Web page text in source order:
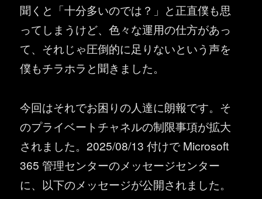
聞くと「十分多いのでは？」と正直僕も思
ってしまうけど、色々な運用の仕方があっ
て、それじゃ圧倒的に足りないという声を
僕もチラホラと聞きました。
今回はそれでお困りの人達に朗報です。そ
のプライベートチャネルの制限事項が拡大
されました。2025/08/13 付けで Microsoft
365 管理センターのメッセージセンター
に、以下のメッセージが公開されました。